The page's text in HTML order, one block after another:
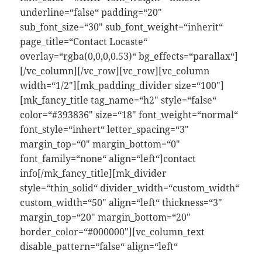
underline=“false“ padding=“20″
sub_font_size=“30″ sub_font_weight=“inherit“
page_title=“Contact Locaste“
overlay=“rgba(0,0,0,0.53)“ bg_effects=“parallax“]
[/vc_column][/vc_row][vc_row][vc_column
width=“1/2″][mk_padding_divider size=“100″]
[mk_fancy_title tag_name=“h2″ style=“false“
color=“#393836″ size=“18″ font_weight=“normal“
font_style=“inhert“ letter_spacing=“3″
margin_top=“0″ margin_bottom=“0″
font_family=“none“ align=“left“]contact
info[/mk_fancy_title][mk_divider
style=“thin_solid“ divider_width=“custom_width“
custom_width=“50″ align=“left“ thickness=“3″
margin_top=“20″ margin_bottom=“20″
border_color=“#000000″][vc_column_text
disable_pattern=“false“ align=“left“